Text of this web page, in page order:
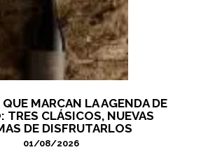
MARCAN LA AGENDA DE
TRES CLÁSICOS, NUEVAS
DE DISFRUTARLOS
01/08/2026